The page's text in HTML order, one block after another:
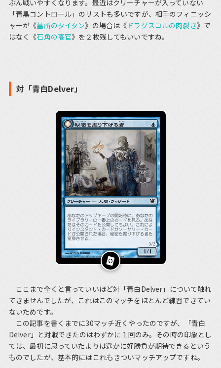
ぶん戦いやすくなります。最近はクリーチャーが入っていない
「青黒コントロール」のリストも多いですが、相手のフィニッシ
ャーが《墓所のタイタン》の場合は《 ドラグスコルの肉裂き》で
はなく《石角の高官》を２枚残してもいいですね。
対「青白Delver」
ここまで全くと言っていいほど対「青白Delver」について触れ
てきませんでしたが、これはこのマッチをほとんど練習できてい
ないためです。
この記事を書くまでに30マッチ近くやったのですが、「青白
Delver」と対戦できたのはわずかに１回のみ。その時の印象とし
ては、最初に思っていたよりは遥かに好勝負が期待できるという
ものでしたが、基本的にはこれもきついマッチアップですね。